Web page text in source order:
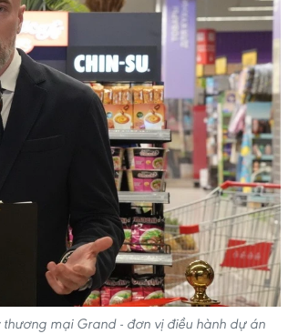
mại Grand - đơn vị điều hành dự án